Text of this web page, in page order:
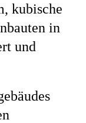
kubische
in
und